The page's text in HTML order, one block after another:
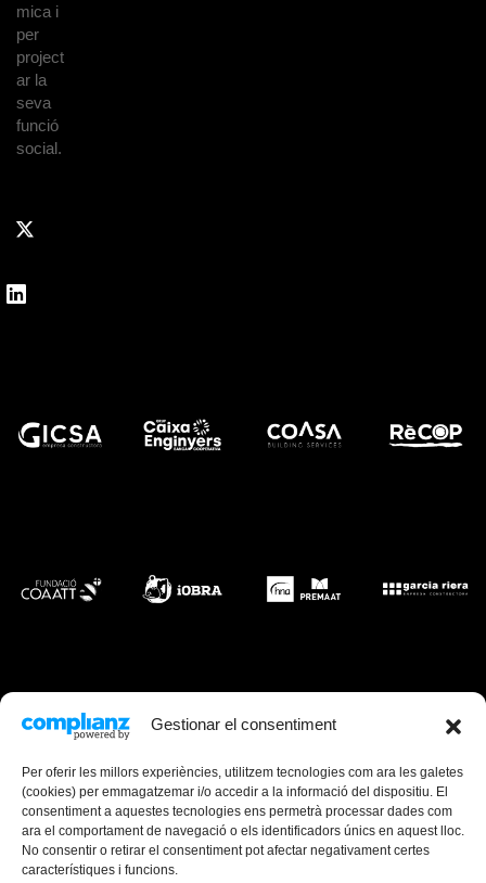
Gestionar el consentiment
Per oferir les millors experiències, utilitzem tecnologies com ara les galetes
(cookies) per emmagatzemar i/o accedir a la informació del dispositiu. El
consentiment a aquestes tecnologies ens permetrà processar dades com
ara el comportament de navegació o els identificadors únics en aquest lloc.
No consentir o retirar el consentiment pot afectar negativament certes
característiques i funcions.
mica i
per
project
ar la
seva
funció
social.